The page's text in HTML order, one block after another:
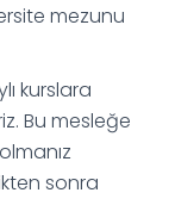
mezunu
kurslara
Bu mesleğe
sonra